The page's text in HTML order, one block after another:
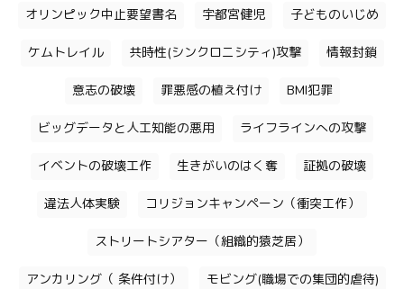
オリンピック中止要望書名 宇都宮健児 子どものいじめ
ケムトレイル 共時性(シンクロニシティ)攻撃 情報封鎖
意志の破壊 罪悪感の植え付け BMI犯罪
ビッグデータと人工知能の悪用 ライフラインへの攻撃
イベントの破壊工作 生きがいのはく奪 証拠の破壊
違法人体実験 コリジョンキャンペーン（衝突工作）
ストリートシアター（組織的猿芝居）
アンカリング（ 条件付け） モビング(職場での集団的虐待)